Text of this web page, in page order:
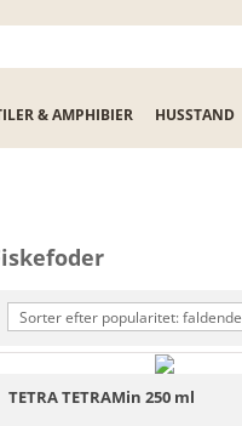
& AMPHIBIER HUSSTAND
Sorter efter popularitet: faldende
TETRA TETRAMin 250 ml